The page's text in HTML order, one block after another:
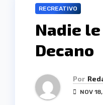
RECREATIVO
Nadie
Decano
Por
NOV